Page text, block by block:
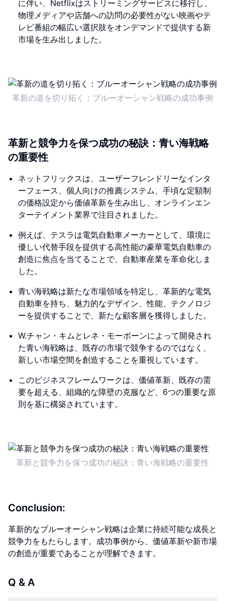
に伴い、Netflixはストリーミングサービスに移行し、
物理メディアや店舗への訪問の必要性がない映画やテ
レビ番組の幅広い選択肢をオンデマンドで提供する新
市場を生み出しました。
革新の道を切り拓く：ブルーオーシャン戦略の成功事例
革新と競争力を保つ成功の秘訣：青い海戦略
の重要性
ネットフリックスは、ユーザーフレンドリーなインタ
ーフェース、個人向けの推薦システム、手頃な定額制
の価格設定から価値革新を生み出し、オンラインエン
ターテイメント業界で注目されました。
例えば、テスラは電気自動車メーカーとして、環境に
優しい代替手段を提供する高性能の豪華電気自動車の
創造に焦点を当てることで、自動車産業を革命化しま
した。
青い海戦略は新たな市場領域を特定し、革新的な電気
自動車を持ち、魅力的なデザイン、性能、テクノロジ
ーを提供することで、新たな顧客層を獲得しました。
W.チャン・キムとレネ・モーボーンによって開発され
た青い海戦略は、既存の市場で競争するのではなく、
新しい市場空間を創造することを重視しています。
このビジネスフレームワークは、価値革新、既存の需
要を超える、組織的な障壁の克服など、6つの重要な原
則を基に構築されています。
革新と競争力を保つ成功の秘訣：青い海戦略の重要性
Conclusion:
革新的なブルーオーシャン戦略は企業に持続可能な成長と
競争力をもたらします。成功事例から、価値革新や新市場
の創造が重要であることが理解できます。
Q & A